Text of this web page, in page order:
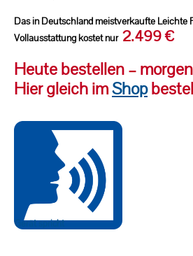
Das in Deutschland meistverkaufte Leichte
Vollausstattung kostet nur 2.499 €
Heute bestellen –
Hier gleich imShop
Gerät spricht